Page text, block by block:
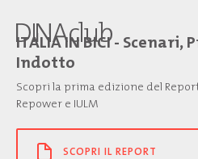
ITALIA IN BICI -
Indotto
Scopri la prima edizione del
Repower e IULM
SCOPRI IL REPORT